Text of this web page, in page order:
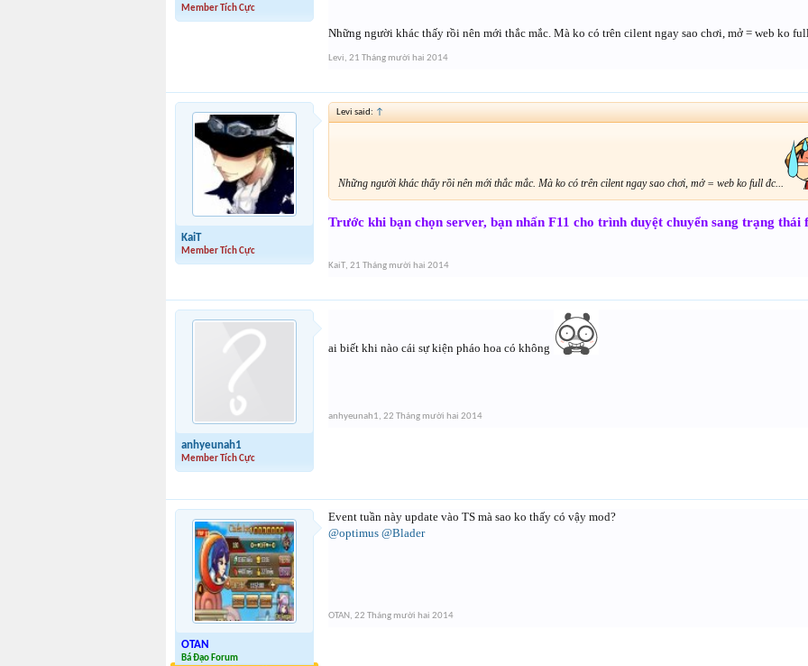
Member Tích Cực
Những người khác thấy rồi nên mới thắc mắc. Mà ko có trên cilent ngay sao chơi, mở = web ko
Levi, 21 Tháng mười hai 2014
KaiT
Member Tích Cực
Levi said: ↑
Những người khác thấy rồi nên mới thắc mắc. Mà ko có trên cilent ngay sao chơi, mở = web ko full đc...
Trước khi bạn chọn server, bạn nhấn F11 cho trình duyệt chuyển sang trạng thái
KaiT, 21 Tháng mười hai 2014
anhyeunah1
Member Tích Cực
ai biết khi nào cái sự kiện pháo hoa có không
anhyeunah1, 22 Tháng mười hai 2014
OTAN
Bá Đạo Forum
Event tuần này update vào TS mà sao ko thấy có vậy mod?
@optimus @Blader
OTAN, 22 Tháng mười hai 2014